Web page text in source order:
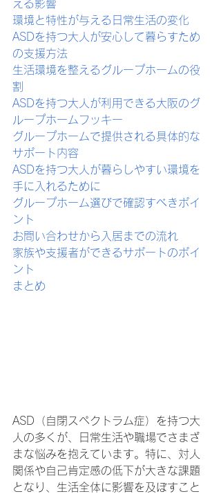
える影響
環境と特性が与える日常生活の変化
ASDを持つ大人が安心して暮らすため
の支援方法
生活環境を整えるグループホームの役
割
ASDを持つ大人が利用できる大阪のグ
ループホームフッキー
グループホームで提供される具体的な
サポート内容
ASDを持つ大人が暮らしやすい環境を
手に入れるために
グループホーム選びで確認すべきポイ
ント
お問い合わせから入居までの流れ
家族や支援者ができるサポートのポイ
ント
まとめ
ASD（自閉スペクトラム症）を持つ大
人の多くが、日常生活や職場でさまざ
まな悩みを抱えています。特に、対人
関係や自己肯定感の低下が大きな課題
となり、生活全体に影響を及ぼすこと